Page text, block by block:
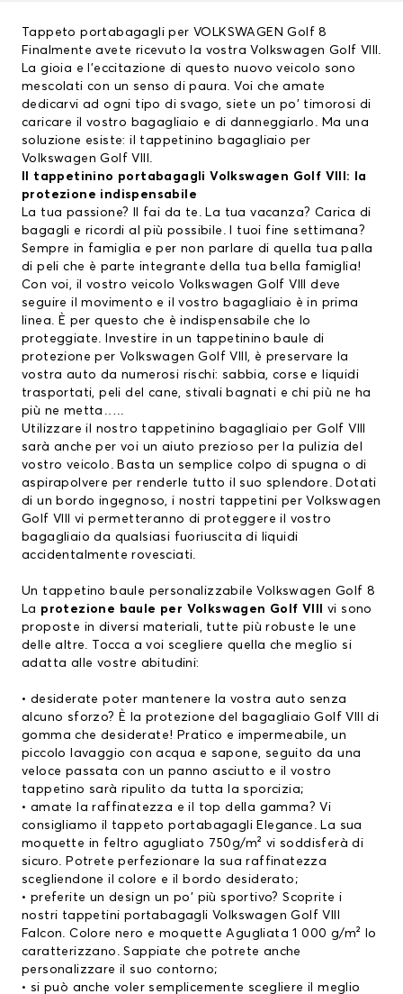
Tappeto portabagagli per VOLKSWAGEN Golf 8
Finalmente avete ricevuto la vostra Volkswagen Golf VIII.
La gioia e l’eccitazione di questo nuovo veicolo sono
mescolati con un senso di paura. Voi che amate
dedicarvi ad ogni tipo di svago, siete un po' timorosi di
caricare il vostro bagagliaio e di danneggiarlo. Ma una
soluzione esiste: il tappetinino bagagliaio per
Volkswagen Golf VIII.
Il tappetinino portabagagli Volkswagen Golf VIII: la
protezione indispensabile
La tua passione? Il fai da te. La tua vacanza? Carica di
bagagli e ricordi al più possibile. I tuoi fine settimana?
Sempre in famiglia e per non parlare di quella tua palla
di peli che è parte integrante della tua bella famiglia!
Con voi, il vostro veicolo Volkswagen Golf VIII deve
seguire il movimento e il vostro bagagliaio è in prima
linea. È per questo che è indispensabile che lo
proteggiate. Investire in un tappetinino baule di
protezione per Volkswagen Golf VIII, è preservare la
vostra auto da numerosi rischi: sabbia, corse e liquidi
trasportati, peli del cane, stivali bagnati e chi più ne ha
più ne metta…..
Utilizzare il nostro tappetinino bagagliaio per Golf VIII
sarà anche per voi un aiuto prezioso per la pulizia del
vostro veicolo. Basta un semplice colpo di spugna o di
aspirapolvere per renderle tutto il suo splendore. Dotati
di un bordo ingegnoso, i nostri tappetini per Volkswagen
Golf VIII vi permetteranno di proteggere il vostro
bagagliaio da qualsiasi fuoriuscita di liquidi
accidentalmente rovesciati.
Un tappetino baule personalizzabile Volkswagen Golf 8
La protezione baule per Volkswagen Golf VIII
vi sono
proposte in diversi materiali, tutte più robuste le une
delle altre. Tocca a voi scegliere quella che meglio si
adatta alle vostre abitudini:
• desiderate poter mantenere la vostra auto senza
alcuno sforzo? È la protezione del bagagliaio Golf VIII di
gomma che desiderate! Pratico e impermeabile, un
piccolo lavaggio con acqua e sapone, seguito da una
veloce passata con un panno asciutto e il vostro
tappetino sarà ripulito da tutta la sporcizia;
• amate la raffinatezza e il top della gamma? Vi
consigliamo il tappeto portabagagli Elegance. La sua
moquette in feltro agugliato 750g/m² vi soddisferà di
sicuro. Potrete perfezionare la sua raffinatezza
scegliendone il colore e il bordo desiderato;
• preferite un design un po' più sportivo? Scoprite i
nostri tappetini portabagagli Volkswagen Golf VIII
Falcon. Colore nero e moquette Agugliata 1 000 g/m² lo
caratterizzano. Sappiate che potrete anche
personalizzare il suo contorno;
• si può anche voler semplicemente scegliere il meglio